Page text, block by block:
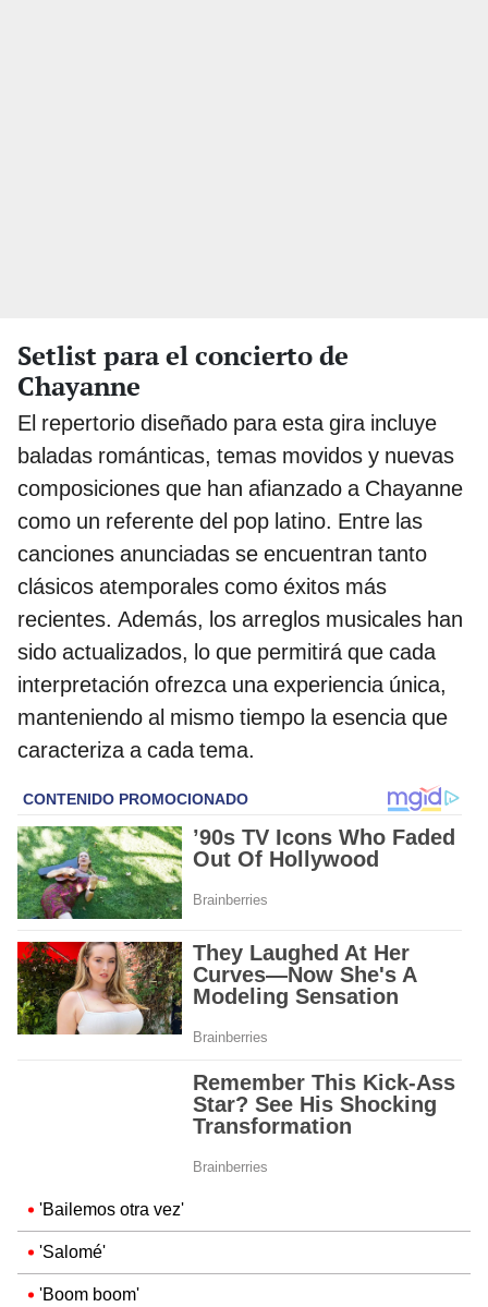
Setlist para el concierto de
Chayanne
El repertorio diseñado para esta gira incluye
baladas románticas, temas movidos y nuevas
composiciones que han afianzado a Chayanne
como un referente del pop latino. Entre las
canciones anunciadas se encuentran tanto
clásicos atemporales como éxitos más
recientes. Además, los arreglos musicales han
sido actualizados, lo que permitirá que cada
interpretación ofrezca una experiencia única,
manteniendo al mismo tiempo la esencia que
caracteriza a cada tema.
'Bailemos otra vez'
'Salomé'
'Boom boom'